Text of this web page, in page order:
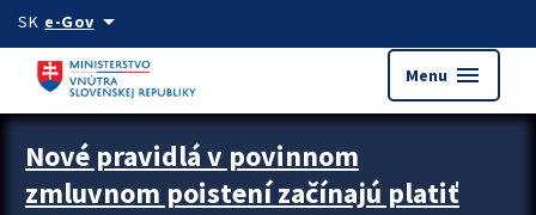
Preskocit na hlavný obsah
SK e-Govarrow_drop_down
Menu menu
Zastavit automatický posun upútavok
Nové pravidlá v povinnom
zmluvnom poistení začínajú platiť